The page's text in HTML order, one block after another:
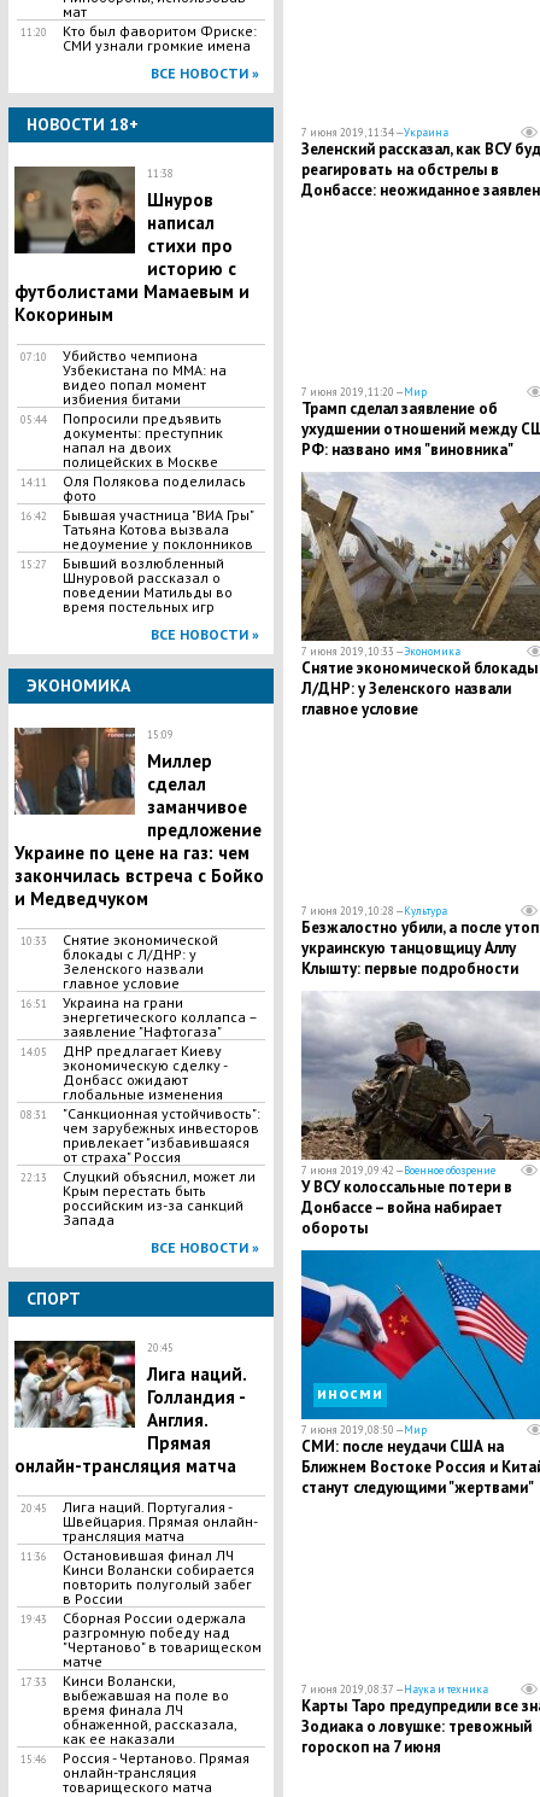
мат
11:20
Кто был фаворитом Фриске:
СМИ узнали громкие имена
ВСЕ НОВОСТИ »
НОВОСТИ 18+
11:38
Шнуров
написал
стихи про
историю с
футболистами Мамаевым и
Кокориным
07:10
Убийство чемпиона
Узбекистана по MMA: на
видео попал момент
избиения битами
05:44
Попросили предъявить
документы: преступник
напал на двоих
полицейских в Москве
14:11
Оля Полякова поделилась
фото
16:42
Бывшая участница "ВИА Гры"
Татьяна Котова вызвала
недоумение у поклонников
15:27
Бывший возлюбленный
Шнуровой рассказал о
поведении Матильды во
время постельных игр
ВСЕ НОВОСТИ »
ЭКОНОМИКА
15:09
Миллер
сделал
заманчивое
предложение
Украине по цене на газ: чем
закончилась встреча с Бойко
и Медведчуком
10:33
Снятие экономической
блокады с Л/ДНР: у
Зеленского назвали
главное условие
16:51
Украина на грани
энергетического коллапса –
заявление "Нафтогаза"
14:05
ДНР предлагает Киеву
экономическую сделку -
Донбасс ожидают
глобальные изменения
08:31
"Санкционная устойчивость":
чем зарубежных инвесторов
привлекает "избавившаяся
от страха" Россия
22:13
Слуцкий объяснил, может ли
Крым перестать быть
российским из-за санкций
Запада
ВСЕ НОВОСТИ »
СПОРТ
20:45
Лига наций.
Голландия -
Англия.
Прямая
онлайн-трансляция матча
20:45
Лига наций. Португалия -
Швейцария. Прямая онлайн-
трансляция матча
11:36
Остановившая финал ЛЧ
Кинси Волански собирается
повторить полуголый забег
в России
19:43
Сборная России одержала
разгромную победу над
"Чертаново" в товарищеском
матче
17:33
Кинси Волански,
выбежавшая на поле во
время финала ЛЧ
обнаженной, рассказала,
как ее наказали
15:46
Россия - Чертаново. Прямая
онлайн-трансляция
товарищеского матча
7 июня 2019, 11:34 —Украина
​Зеленский рассказал, как ВСУ
реагировать на обстрелы в
Донбассе: неожиданное
7 июня 2019, 11:20 —Мир
Трамп сделал заявление об
ухудшении отношений между
РФ: названо имя "виновника"
7 июня 2019, 10:33 —Экономика
Снятие экономической блокады
Л/ДНР: у Зеленского назвали
главное условие
7 июня 2019, 10:28 —Культура
Безжалостно убили, а после
украинскую танцовщицу Аллу
Клышту: первые подробности
7 июня 2019, 09:42 —Военное обозрение
У ВСУ колоссальные потери в
Донбассе – война набирает
обороты
иносми
7 июня 2019, 08:50 —Мир
СМИ: после неудачи США на
Ближнем Востоке Россия и
станут следующими "жертвами"
7 июня 2019, 08:37 —Наука и техника
Карты Таро предупредили все
Зодиака о ловушке: тревожный
гороскоп на 7 июня